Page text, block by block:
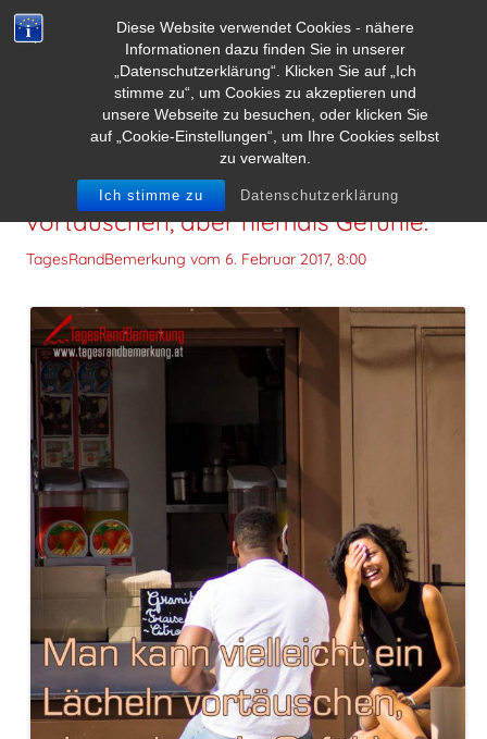
Diese Website verwendet Cookies - nähere
Informationen dazu finden Sie in unserer
„Datenschutzerklärung“. Klicken Sie auf „Ich
stimme zu“, um Cookies zu akzeptieren und
unsere Webseite zu besuchen, oder klicken Sie
auf „Cookie-Einstellungen“, um Ihre Cookies selbst
zu verwalten.
Ich stimme zu Datenschutzerklärung
Man kann vielleicht ein Lächeln
vortäuschen, aber niemals Gefühle.
TagesRandBemerkung vom 6. Februar 2017, 8:00